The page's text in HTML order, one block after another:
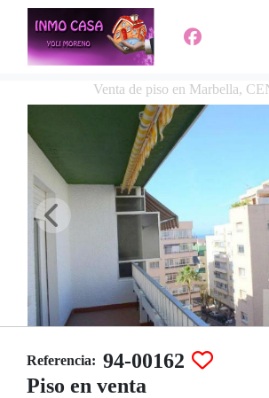
Venta de piso en Marbella,
Referencia: 94-00162
Piso en venta